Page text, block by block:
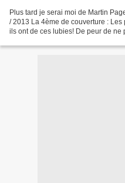
Plus tard je serai moi de Martin
/ 2013 La 4ème de couverture :
ils ont de ces lubies! De peur de ne